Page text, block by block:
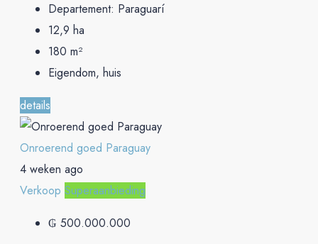
Departement: Paraguarí
12,9 ha
180 m²
Eigendom, huis
details
Onroerend goed Paraguay
4 weken ago
Verkoop Superaanbieding
₲ 500.000.000